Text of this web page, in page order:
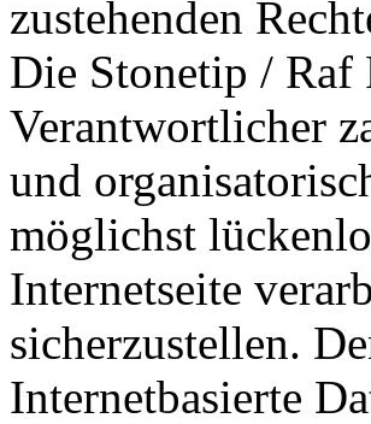
zustehenden
Die Stonetip / Raf
Verantwortlicher
und
möglichst
Internetseite
sicherzustellen.
Internetbasierte